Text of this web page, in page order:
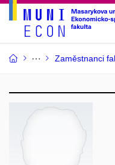
Zaměstnanci